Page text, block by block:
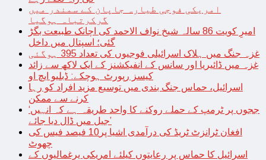
امریکی فوجی طیارہ جاپان کے سمندر میں
گرکرتباہ ہوگیا
امیرِ کویت 86 سالہ شیخ نواف الاحمد کی اچانک طبیعت بگڑ
گئی؛ اسپتال میں داخل
غزہ جنگ میں ہلاک اسرائیلی فوجیوں کی تعداد 395 ہوگئی
غزہ میں ڈائیریا اور سانس کے انفیکشنز کے ایک لاکھ سے زائد
کیسز رپورٹ ہوچکے: ڈبلیو ایچ او
اسرائیل، حماس جنگ بندی میں توسیع مزید افراد کو رہا
کرنے سے ممکن
‘ججوں پر ٹرمپ کے حملے روکنے کا واحد طریقہ ہے کہ انہیں
جیل میں ڈال دیا جائے’
افغان ٹرانزٹ ٹریڈ کی درآمدی اشیا پر10 فیصد فیس کی
چھوٹ
اسرائیل کا حماس پر رعایتوں کیلئے امریکی یرغمالیوں کے